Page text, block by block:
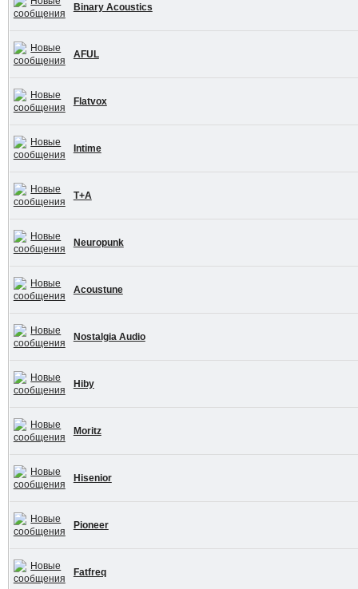
Binary Acoustics
AFUL
Flatvox
Intime
T+A
Neuropunk
Acoustune
Nostalgia Audio
Hiby
Moritz
Hisenior
Pioneer
Fatfreq